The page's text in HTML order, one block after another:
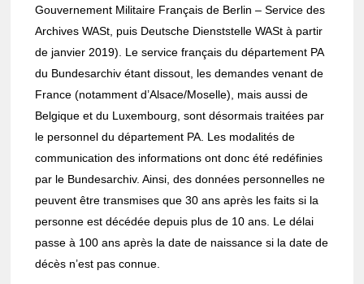
Gouver­ne­ment Mili­taire Français de Berlin – Service des
Archives WASt, puis Deutsche Diensts­telle WASt à partir
de janvier 2019). Le service français du dépar­te­ment PA
du Bunde­sar­chiv étant dissout, les demandes venant de
France (notam­ment d’Al­sace/Moselle), mais aussi de
Belgique et du Luxem­bourg, sont désor­mais trai­tées par
le person­nel du dépar­te­ment PA. Les moda­li­tés de
commu­ni­ca­tion des infor­ma­tions ont donc été redé­fi­nies
par le Bunde­sar­chiv. Ainsi, des données person­nelles ne
peuvent être trans­mises que 30 ans après les faits si la
personne est décé­dée depuis plus de 10 ans. Le délai
passe à 100 ans après la date de nais­sance si la date de
décès n’est pas connue.